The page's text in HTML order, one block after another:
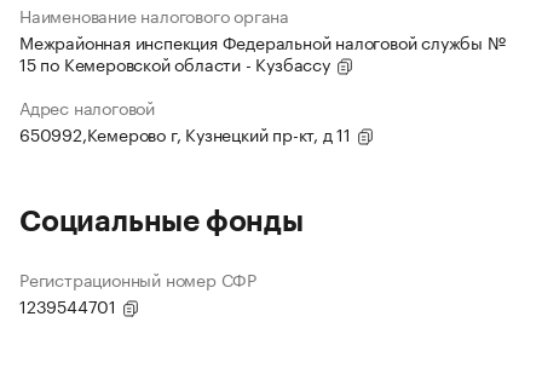
Наименование налогового органа
Межрайонная инспекция Федеральной налоговой службы №
15 по Кемеровской области - Кузбассу
Адрес налоговой
650992,Кемерово г, Кузнецкий пр-кт, д 11
Социальные фонды
Регистрационный номер СФР
1239544701